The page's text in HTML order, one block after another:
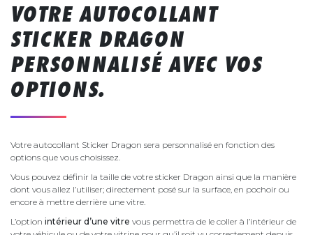
VOTRE AUTOCOLLANT
STICKER DRAGON
PERSONNALISÉ AVEC VOS
OPTIONS.
Votre autocollant Sticker Dragon sera personnalisé en fonction des
options que vous choisissez.
Vous pouvez définir la taille de votre sticker Dragon ainsi que la manière
dont vous allez l’utiliser; directement posé sur la surface, en pochoir ou
encore à mettre derrière une vitre.
L’option intérieur d’une vitre vous permettra de le coller à l’intérieur de